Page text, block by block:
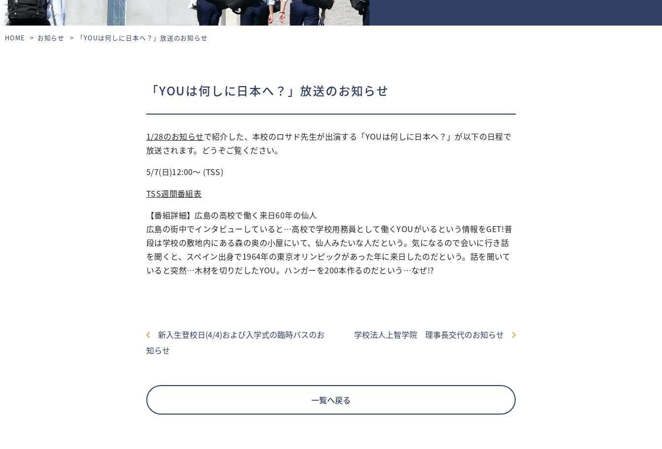
HOME お知らせ 「YOUは何しに日本へ？」放送のお知らせ
「YOUは何しに日本へ？」放送のお知らせ
1/28のお知らせで紹介した、本校のロサド先生が出演する「YOUは何しに日本へ？」が以下の日程で
放送されます。どうぞご覧ください。
5/7(日)12:00〜 (TSS)
TSS週間番組表
【番組詳細】広島の高校で働く来日60年の仙人
広島の街中でインタビューしていると…高校で学校用務員として働くYOUがいるという情報をGET!普
段は学校の敷地内にある森の奥の小屋にいて、仙人みたいな人だという。気になるので会いに行き話
を聞くと、スペイン出身で1964年の東京オリンピックがあった年に来日したのだという。話を聞いて
いると突然…木材を切りだしたYOU。ハンガーを200本作るのだという…なぜ!?
新入生登校日(4/4)および入学式の臨時バスのお
知らせ
学校法人上智学院 理事長交代のお知らせ
一覧へ戻る